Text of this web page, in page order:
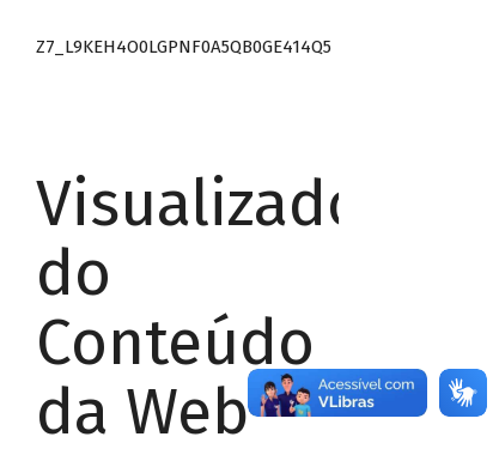
Z7_L9KEH4O0LGPNF0A5QB0GE414Q5
Visualizador
do
Conteúdo
da Web